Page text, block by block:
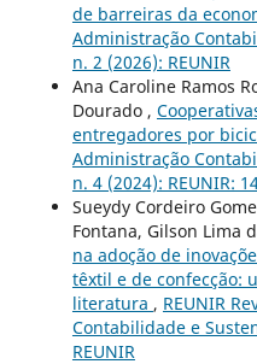
de barreiras da
Administração
n. 2 (2026): REUNIR
Ana Caroline Ramos
Dourado ,
entregadores por
Administração
n. 4 (2024): REUNIR:
Sueydy Cordeiro
Fontana, Gilson Lima
na adoção de
têxtil e de confecção:
literatura , REUNIR
Contabilidade e
REUNIR